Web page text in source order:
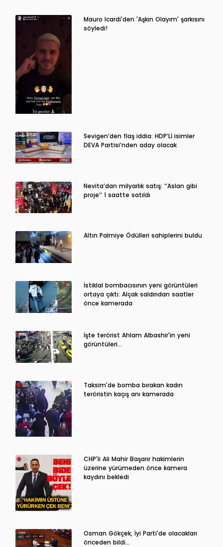
Mauro Icardi'den 'Aşkın Olayım' şarkısını
söyledi!
Sevigen’den flaş iddia: HDP’Lİ isimler
DEVA Partisi’nden aday olacak
Nevita’dan milyarlık satış: ‘’Aslan gibi
proje’’ 1 saatte satıldı
Altın Palmiye Ödülleri sahiplerini buldu
İstiklal bombacısının yeni görüntüleri
ortaya çıktı: Alçak saldırıdan saatler
önce kamerada
İşte terörist Ahlam Albashir'in yeni
görüntüleri…
Taksim'de bomba bırakan kadın
teröristin kaçış anı kamerada
CHP'li Ali Mahir Başarır hakimlerin
üzerine yürümeden önce kamera
kaydını bekledi
Osman Gökçek, İyi Parti'de olacakları
önceden bildi...